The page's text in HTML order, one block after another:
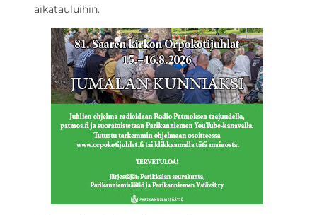
aikatauluihin.